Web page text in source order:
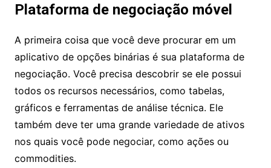
Plataforma de negociação móvel
A primeira coisa que você deve procurar em um
aplicativo de opções binárias é sua plataforma de
negociação. Você precisa descobrir se ele possui
todos os recursos necessários, como tabelas,
gráficos e ferramentas de análise técnica. Ele
também deve ter uma grande variedade de ativos
nos quais você pode negociar, como ações ou
commodities.